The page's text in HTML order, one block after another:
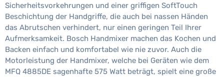
Sicherheitsvorkehrungen und einer griffigen SoftTouch
Beschichtung der Handgriffe, die auch bei nassen Händen
das Abrutschen verhindert, nur einen geringen Teil Ihrer
Aufmerksamkeit. Bosch Handmixer machen das Kochen und
Backen einfach und komfortabel wie nie zuvor. Auch die
Motorleistung der Handmixer, welche bei Geräten wie dem
MFQ 4885DE sagenhafte 575 Watt beträgt, spielt eine große